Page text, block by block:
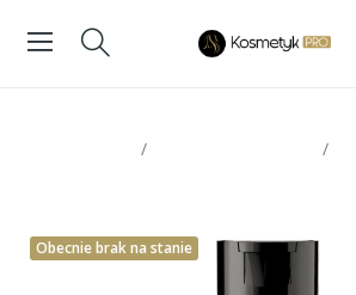
Obecnie brak na stanie